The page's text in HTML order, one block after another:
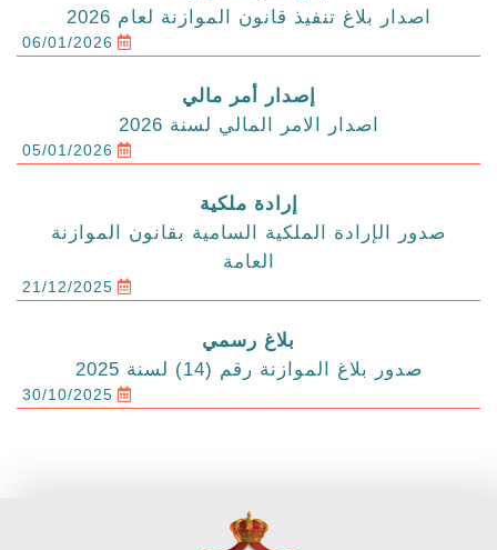
اصدار بلاغ تنفيذ قانون الموازنة لعام 2026
06/01/2026
إصدار أمر مالي
اصدار الامر المالي لسنة 2026
05/01/2026
إرادة ملكية
صدور الإرادة الملكية السامية بقانون الموازنة
العامة
21/12/2025
بلاغ رسمي
صدور بلاغ الموازنة رقم (14) لسنة 2025
30/10/2025